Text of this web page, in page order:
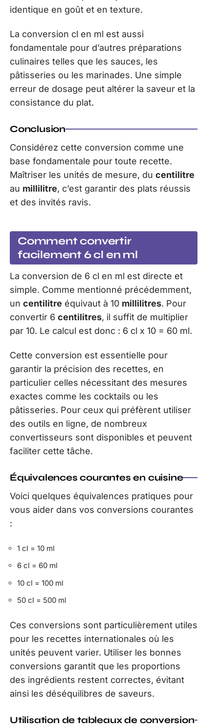
identique en goût et en texture.
La conversion cl en ml est aussi
fondamentale pour d’autres préparations
culinaires telles que les sauces, les
pâtisseries ou les marinades. Une simple
erreur de dosage peut altérer la saveur et la
consistance du plat.
Conclusion
Considérez cette conversion comme une
base fondamentale pour toute recette.
Maîtriser les unités de mesure, du centilitre
au millilitre, c’est garantir des plats réussis
et des invités ravis.
Comment convertir
facilement 6 cl en ml
La conversion de 6 cl en ml est directe et
simple. Comme mentionné précédemment,
un centilitre équivaut à 10 millilitres. Pour
convertir 6 centilitres, il suffit de multiplier
par 10. Le calcul est donc : 6 cl x 10 = 60 ml.
Cette conversion est essentielle pour
garantir la précision des recettes, en
particulier celles nécessitant des mesures
exactes comme les cocktails ou les
pâtisseries. Pour ceux qui préfèrent utiliser
des outils en ligne, de nombreux
convertisseurs sont disponibles et peuvent
faciliter cette tâche.
Équivalences courantes en cuisine
Voici quelques équivalences pratiques pour
vous aider dans vos conversions courantes
:
1 cl = 10 ml
6 cl = 60 ml
10 cl = 100 ml
50 cl = 500 ml
Ces conversions sont particulièrement utiles
pour les recettes internationales où les
unités peuvent varier. Utiliser les bonnes
conversions garantit que les proportions
des ingrédients restent correctes, évitant
ainsi les déséquilibres de saveurs.
Utilisation de tableaux de conversion